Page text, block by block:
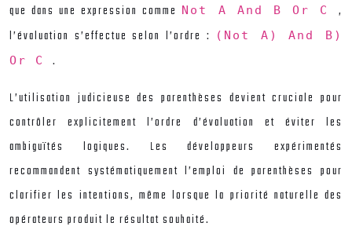
que dans une expression comme Not A And B Or C,
l’évaluation s’effectue selon l’ordre :
(Not A) And B)
Or C .
L’utilisation judicieuse des parenthèses devient cruciale pour
contrôler explicitement l’ordre d’évaluation et éviter les
ambiguïtés logiques. Les développeurs expérimentés
recommandent systématiquement l’emploi de parenthèses pour
clarifier les intentions, même lorsque la priorité naturelle des
opérateurs produit le résultat souhaité.